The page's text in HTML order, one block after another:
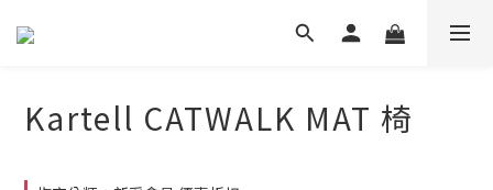
Kartell CATWALK MAT 椅